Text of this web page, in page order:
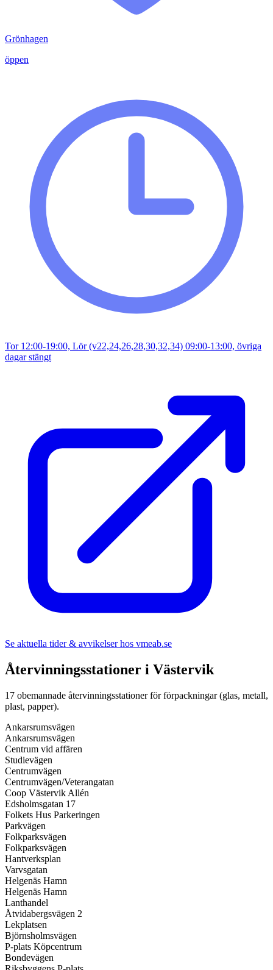
Grönhagen
öppen
Tor 12:00-19:00, Lör (v22,24,26,28,30,32,34) 09:00-13:00, övriga
dagar stängt
Se aktuella tider & avvikelser hos vmeab.se
Återvinningsstationer i Västervik
17 obemannade återvinningsstationer för förpackningar (glas, metall,
plast, papper).
Ankarsrumsvägen
Ankarsrumsvägen
Centrum vid affären
Studievägen
Centrumvägen
Centrumvägen/Veterangatan
Coop Västervik Allén
Edsholmsgatan 17
Folkets Hus Parkeringen
Parkvägen
Folkparksvägen
Folkparksvägen
Hantverksplan
Varvsgatan
Helgenäs Hamn
Helgenäs Hamn
Lanthandel
Åtvidabergsvägen 2
Lekplatsen
Björnsholmsvägen
P-plats Köpcentrum
Bondevägen